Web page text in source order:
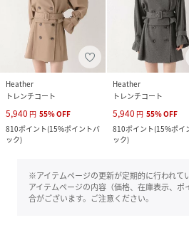
Heather
トレンチコート
5,940 円 55%OFF
810ポイント(15%ポイントバ
ック)
Heather
トレンチコート
5,940 円 55%OFF
810ポイント(15%ポイ
ック)
※アイテムページの更新が定期的に行われて
アイテムページの内容（価格、在庫表示、
合がございます。ご注意ください。